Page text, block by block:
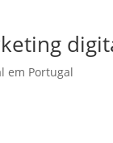
em Portugal